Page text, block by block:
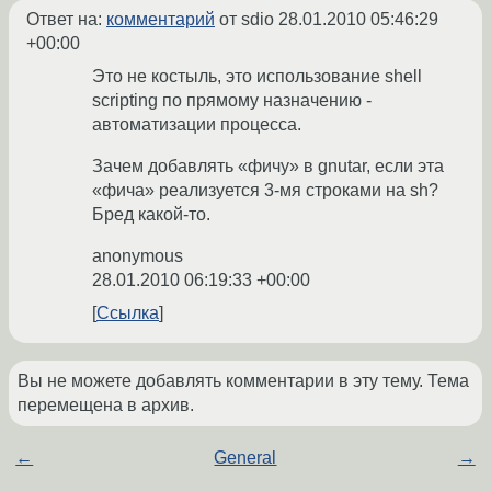
Ответ на: комментарий от sdio 28.01.2010 05:46:29
+00:00
Это не костыль, это использование shell
scripting по прямому назначению -
автоматизации процесса.
Зачем добавлять «фичу» в gnutar, если эта
«фича» реализуется 3-мя строками на sh?
Бред какой-то.
anonymous
28.01.2010 06:19:33 +00:00
Ссылка
Вы не можете добавлять комментарии в эту тему. Тема
перемещена в архив.
← General →